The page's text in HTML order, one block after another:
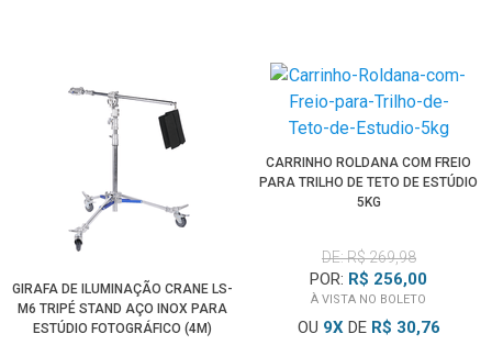
GIRAFA DE ILUMINAÇÃO CRANE LS-
M6 TRIPÉ STAND AÇO INOX PARA
ESTÚDIO FOTOGRÁFICO (4M)
CARRINHO ROLDANA COM FREIO
PARA TRILHO DE TETO DE ESTÚDIO
5KG
DE: R$ 269,98
POR: R$ 256,00
À VISTA NO BOLETO
OU 9XDE R$ 30,76